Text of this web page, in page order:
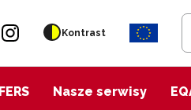
Kontrast
FERS Nasze serwisy